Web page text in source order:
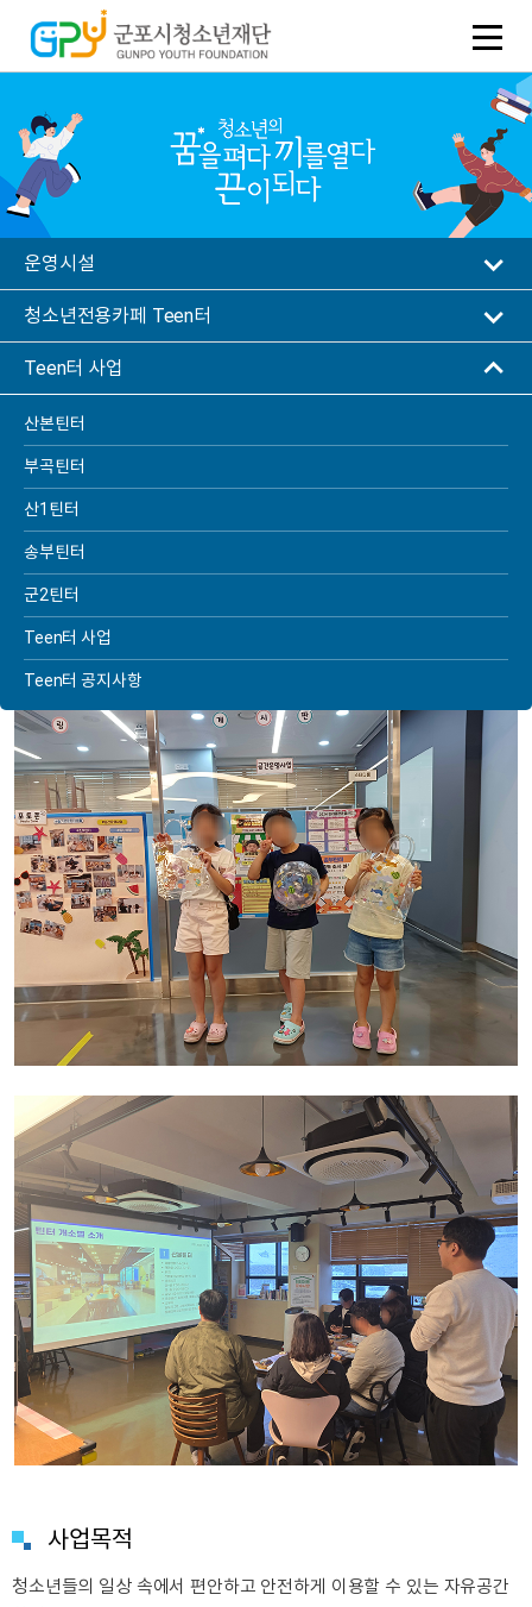
운영시설
청소년전용카페 Teen터
Teen터 사업
산본틴터
부곡틴터
산1틴터
송부틴터
군2틴터
Teen터 사업
Teen터 공지사항
Teen터 사업
사업목적
청소년들의 일상 속에서 편안하고 안전하게 이용할 수 있는 자유공간